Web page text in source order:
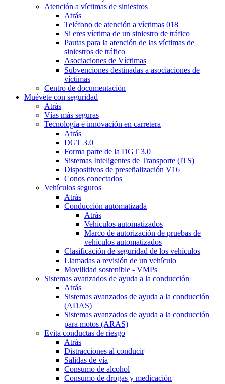
Atención a víctimas de siniestros
Atrás
Teléfono de atención a víctimas 018
Si eres víctima de un siniestro de tráfico
Pautas para la atención de las víctimas de
siniestros de tráfico
Asociaciones de Víctimas
Subvenciones destinadas a asociaciones de
víctimas
Centro de documentación
Muévete con seguridad
Atrás
Vías más seguras
Tecnología e innovación en carretera
Atrás
DGT 3.0
Forma parte de la DGT 3.0
Sistemas Inteligentes de Transporte (ITS)
Dispositivos de preseñalización V16
Conos conectados
Vehículos seguros
Atrás
Conducción automatizada
Atrás
Vehículos automatizados
Marco de autorización de pruebas de
vehículos automatizados
Clasificación de seguridad de los vehículos
Llamadas a revisión de un vehículo
Movilidad sostenible - VMPs
Sistemas avanzados de ayuda a la conducción
Atrás
Sistemas avanzados de ayuda a la conducción
(ADAS)
Sistemas avanzados de ayuda a la conducción
para motos (ARAS)
Evita conductas de riesgo
Atrás
Distracciones al conducir
Salidas de vía
Consumo de alcohol
Consumo de drogas y medicación